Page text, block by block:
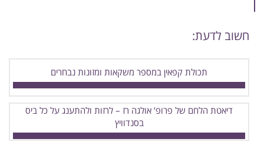
חשוב לדעת:
תכולת קפאין במספר משקאות ומזונות נבחרים
דיאטת הלחם של פרופ’ אולגה רז – לרזות ולהתענג על כל ביס
בסנדוויץ